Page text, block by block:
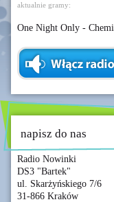
aktualnie gramy:
One Night Only -
napisz do nas
Radio Nowinki
DS3 "Bartek"
ul. Skarżyńskiego 7/6
31-866 Kraków